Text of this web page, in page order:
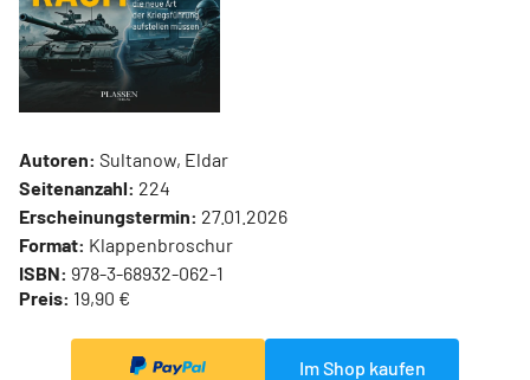
Autoren: Sultanow, Eldar
Seitenanzahl: 224
Erscheinungstermin: 27.01.2026
Format: Klappenbroschur
ISBN: 978-3-68932-062-1
Preis: 19,90 €
Im Shop kaufen